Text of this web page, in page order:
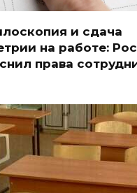
и сдача
на работе:
права